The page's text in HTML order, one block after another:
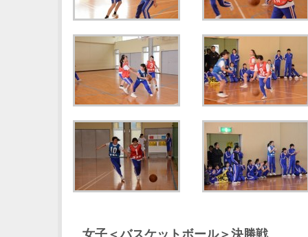
女子＜バスケットボール＞決勝戦